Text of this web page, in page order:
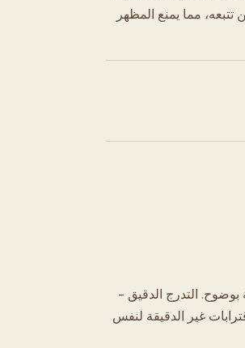
مما يمنع المظهر
بوضوح. التدرج الدقيق -
غير الدقيقة لنفس